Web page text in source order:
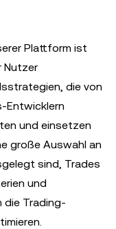
Plattform ist
Nutzer
die von
Entwicklern
und einsetzen
große Auswahl an
sind, Trades
und
die Trading-